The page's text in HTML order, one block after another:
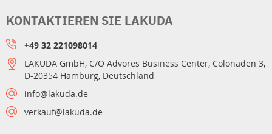
KONTAKTIEREN SIE LAKUDA
+49 32 221098014
LAKUDA GmbH, C/O Advores Business Center, Colonaden 3,
D-20354 Hamburg, Deutschland
info@lakuda.de
verkauf@lakuda.de